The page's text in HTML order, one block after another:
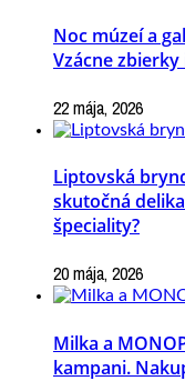
Noc múzeí a
Vzácne
22 mája, 2026
Liptovská
skutočná
špeciality?
20 mája, 2026
Milka a
kampani.